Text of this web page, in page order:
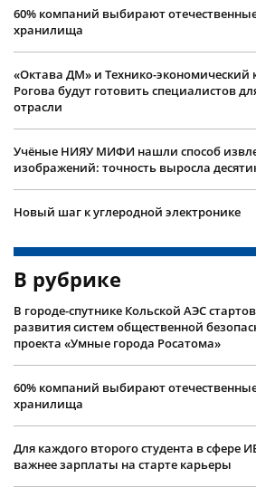
60% компаний выбирают
хранилища
«Октава ДМ» и Технико-экономический
Рогова будут готовить специалистов
отрасли
Учëные НИЯУ МИФИ нашли способ
изображений: точность выросла
Новый шаг к углеродной электронике
В рубрике
В городе-спутнике Кольской АЭС
развития систем общественной
проекта «Умные города Росатома»
60% компаний выбирают
хранилища
Для каждого второго студента в сфере
важнее зарплаты на старте карьеры